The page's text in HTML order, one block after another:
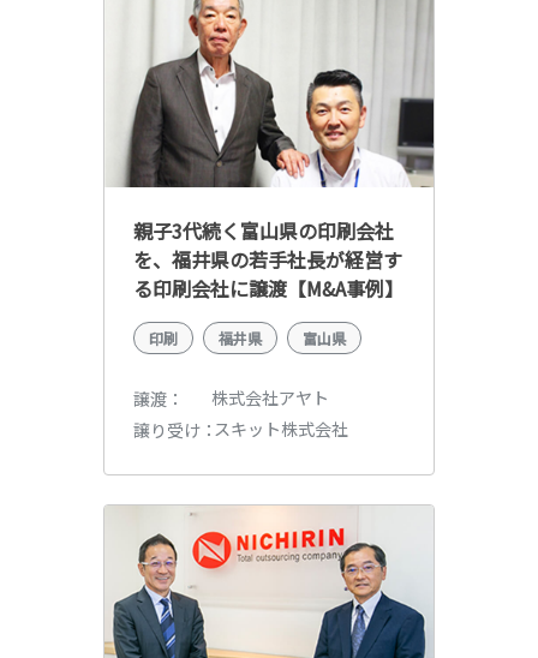
親子3代続く富山県の印刷会社
を、福井県の若手社長が経営す
る印刷会社に譲渡【M&A事例】
印刷 福井県 富山県
譲渡
株式会社アヤト
譲り受け スキット株式会社